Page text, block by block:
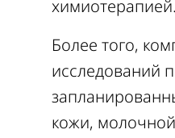
химиотерапией.
Более того,
исследований
кожи,